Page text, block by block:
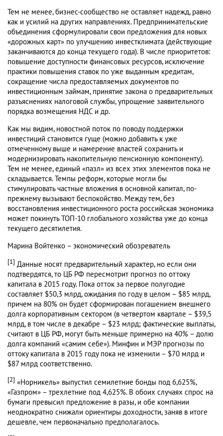
Тем не менее, бизнес-сообщество не оставляет надежд, равно
как и усилий на других направлениях. Предпринимательские
объединения сформулировали свои предложения для новых
«дорожных карт» по улучшению инвестклимата (действующие
заканчиваются до конца текущего года). В числе приоритетов:
повышение доступности финансовых ресурсов, исключение
практики повышения ставок по уже выданным кредитам,
сокращение числа предоставляемых документов по
инвестиционным займам, принятие закона о предварительных
разъяснениях налоговой службы, упрощение заявительного
порядка возмещения НДС и др.
Как мы видим, новостной поток по поводу поддержки
инвестиций становится гуще (можно добавить к уже
отмеченному выше и намерение властей сохранить и
модернизировать накопительную пенсионную компоненту).
Тем не менее, единый «пазл» из всех этих элементов пока не
складывается. Темпы реформ, которые могли бы
стимулировать частные вложения в основной капитал, по-
прежнему вызывают беспокойство. Между тем, без
восстановления инвестиционного роста российская экономика
может покинуть ТОП-10 глобального хозяйства уже до конца
текущего десятилетия.
Марина Войтенко – экономический обозреватель
[1] Данные носят предварительный характер, но если они
подтвердятся, то ЦБ РФ пересмотрит прогноз по оттоку
капитала в 2015 году. Пока отток за первое полугодие
составляет $50,3 млрд, ожидания по году в целом – $85 млрд,
причем на 80% он будет сформирован погашением внешнего
долга корпоративным сектором (в четвертом квартале – $39,5
млрд, в том числе в декабре – $23 млрд; фактические выплаты,
считают в ЦБ РФ, могут быть меньше примерно на 40% – долю
долга компаний «самим себе»). Минфин и МЭР прогнозы по
оттоку капитала в 2015 году пока не изменили – $70 млрд и
$87 млрд соответственно.
[2] «Норникель» выпустил семилетние бонды под 6,625%,
«Газпром» – трехлетние под 4,625%. В обоих случаях спрос на
бумаги превысил предложение в разы, и обе компании
неоднократно снижали ориентиры доходности, заняв в итоге
дешевле, чем первоначально предполагалось.